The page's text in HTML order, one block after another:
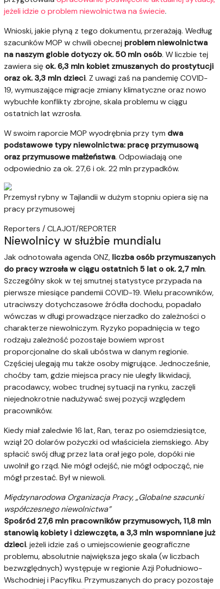
jeżeli idzie o problem niewolnictwa na świecie.
Wnioski, jakie płyną z tego dokumentu, przerażają. Według
szacunków MOP w chwili obecnej problem niewolnictwa
na naszym globie dotyczy ok. 50 mln osób. W liczbie tej
zawiera się ok. 6,3 mln kobiet zmuszanych do prostytucji
oraz ok. 3,3 mln dzieci. Z uwagi zaś na pandemię COVID-
19, wymuszające migracje zmiany klimatyczne oraz nowo
wybuchłe konflikty zbrojne, skala problemu w ciągu
ostatnich lat wzrosła.
W swoim raporcie MOP wyodrębnia przy tym dwa
podstawowe typy niewolnictwa: pracę przymusową
oraz przymusowe małżeństwa. Odpowiadają one
odpowiednio za ok. 27,6 i ok. 22 mln przypadków.
Przemysł rybny w Tajlandii w dużym stopniu opiera się na
pracy przymusowej
Reporters / CLAJOT/REPORTER
Niewolnicy w służbie mundialu
Jak odnotowała agenda ONZ, liczba osób przymuszanych
do pracy wzrosła w ciągu ostatnich 5 lat o ok. 2,7 mln.
Szczególny skok w tej smutnej statystyce przypada na
pierwsze miesiące pandemii COVID-19. Wielu pracowników,
utraciwszy dotychczasowe źródła dochodu, popadało
wówczas w długi prowadzące nierzadko do zależności o
charakterze niewolniczym. Ryzyko popadnięcia w tego
rodzaju zależność pozostaje bowiem wprost
proporcjonalne do skali ubóstwa w danym regionie.
Częściej ulegają mu także osoby migrujące. Jednocześnie,
choćby tam, gdzie miejsca pracy nie uległy likwidacji,
pracodawcy, wobec trudnej sytuacji na rynku, zaczęli
niejednokrotnie nadużywać swej pozycji względem
pracowników.
Kiedy miał zaledwie 16 lat, Ran, teraz po osiemdziesiątce,
wziął 20 dolarów pożyczki od właściciela ziemskiego. Aby
spłacić swój dług przez lata orał jego pole, dopóki nie
uwolnił go rząd. Nie mógł odejść, nie mógł odpocząć, nie
mógł przestać. Był w niewoli.
Międzynarodowa Organizacja Pracy, „Globalne szacunki
współczesnego niewolnictwa”
Spośród 27,6 mln pracowników przymusowych, 11,8 mln
stanowią kobiety i dziewczęta, a 3,3 mln wspomniane już
dzieci. jeżeli idzie zaś o umiejscowienie geograficzne
problemu, absolutnie największa jego skala (w liczbach
bezwzględnych) występuje w regionie Azji Południowo-
Wschodniej i Pacyfiku. Przymuszanych do pracy pozostaje